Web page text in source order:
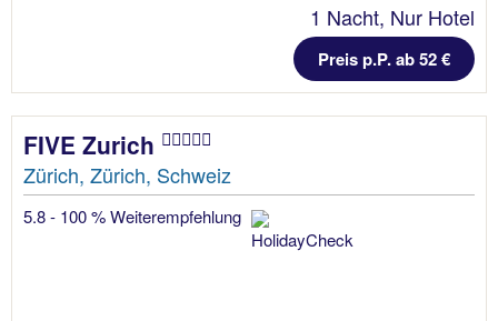
1 Nacht, Nur Hotel
Preis p.P. ab 52 €
FIVE Zurich
Zürich, Zürich, Schweiz
5.8 - 100 % Weiterempfehlung